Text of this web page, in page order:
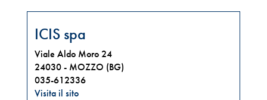
ICIS spa
Viale Aldo Moro 24
24030 - MOZZO (BG)
035-612336
Visita il sito